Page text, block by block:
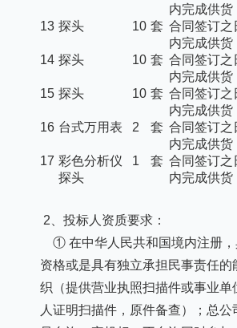
内完成供货
13 探头 10 套 合同签订之
内完成供货
14 探头 10 套 合同签订之
内完成供货
15 探头 10 套 合同签订之
内完成供货
16 台式万用表 2 套 合同签订之
内完成供货
17 彩色分析仪
探头
1 套 合同签订之
内完成供货
2、投标人资质要求：
① 在中华人民共和国境内注册，
资格或是具有独立承担民事责任的
织（提供营业执照扫描件或事业单
人证明扫描件，原件备查）；总公